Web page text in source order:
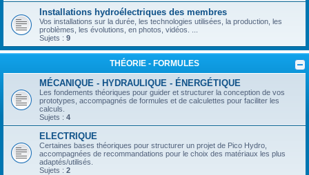
r
Installations hydroélectriques des membres
Vos installations sur la durée, les technologies utilisées, la production, les
problèmes, les évolutions, en photos, vidéos. ...
Sujets : 9
THÉORIE - FORMULES
MÉCANIQUE - HYDRAULIQUE - ÉNERGÉTIQUE
Les fondements théoriques pour guider et structurer la conception de vos
prototypes, accompagnés de formules et de calculettes pour faciliter les
calculs.
Sujets : 4
ELECTRIQUE
Certaines bases théoriques pour structurer un projet de Pico Hydro,
accompagnées de recommandations pour le choix des matériaux les plus
adaptés/utilisés.
Sujets : 2